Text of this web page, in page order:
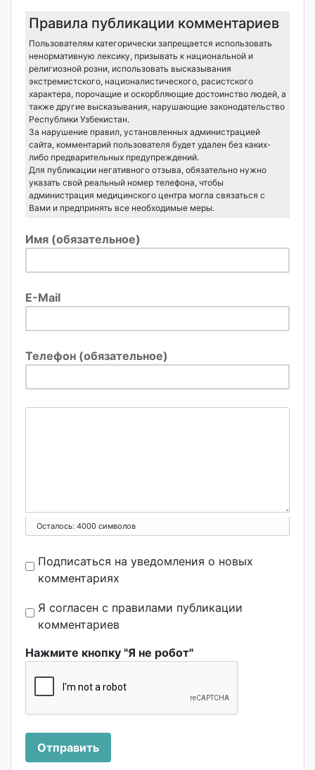
Правила публикации комментариев
Пользователям категорически запрещается использовать
ненормативную лексику, призывать к национальной и
религиозной розни, использовать высказывания
экстремистского, националистического, расистского
характера, порочащие и оскорбляющие достоинство людей, а
также другие высказывания, нарушающие законодательство
Республики Узбекистан.
За нарушение правил, установленных администрацией
сайта, комментарий пользователя будет удален без каких-
либо предварительных предупреждений.
Для публикации негативного отзыва, обязательно нужно
указать свой реальный номер телефона, чтобы
администрация медицинского центра могла связаться с
Вами и предпринять все необходимые меры.
Имя (обязательное)
E-Mail
Телефон (обязательное)
Осталось: 4000 символов
Подписаться на уведомления о новых
комментариях
Я согласен с правилами публикации
комментариев
Нажмите кнопку "Я не робот"
Отправить